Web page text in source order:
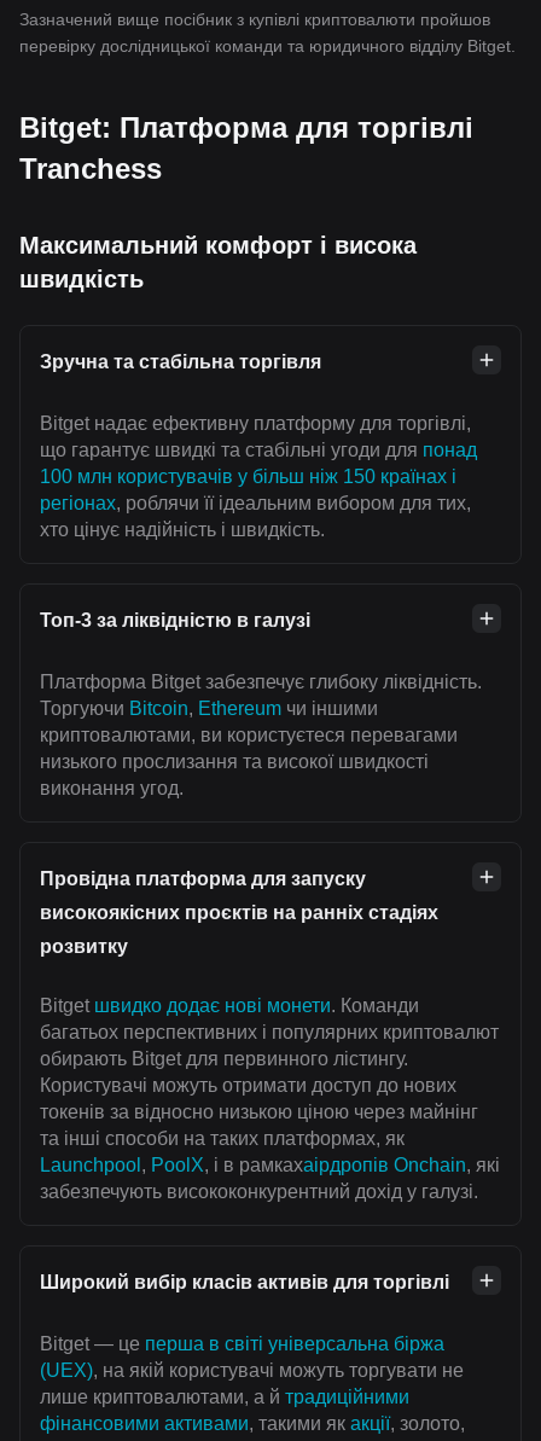
Зазначений вище посібник з купівлі криптовалюти пройшов
перевірку дослідницької команди та юридичного відділу Bitget.
Bitget: Платформа для торгівлі
Tranchess
Максимальний комфорт і висока
швидкість
Зручна та стабільна торгівля
Bitget надає ефективну платформу для торгівлі,
що гарантує швидкі та стабільні угоди для понад
100 млн користувачів у більш ніж 150 країнах і
регіонах, роблячи її ідеальним вибором для тих,
хто цінує надійність і швидкість.
Топ-3 за ліквідністю в галузі
Платформа Bitget забезпечує глибоку ліквідність.
Торгуючи Bitcoin, Ethereum чи іншими
криптовалютами, ви користуєтеся перевагами
низького прослизання та високої швидкості
виконання угод.
Провідна платформа для запуску
високоякісних проєктів на ранніх стадіях
розвитку
Bitget швидко додає нові монети. Команди
багатьох перспективних і популярних криптовалют
обирають Bitget для первинного лістингу.
Користувачі можуть отримати доступ до нових
токенів за відносно низькою ціною через майнінг
та інші способи на таких платформах, як
Launchpool , PoolX, і в рамкахаірдропів Onchain, які
забезпечують висококонкурентний дохід у галузі.
Широкий вибір класів активів для торгівлі
Bitget — це перша в світі універсальна біржа
(UEX), на якій користувачі можуть торгувати не
лише криптовалютами, а й традиційними
фінансовими активами, такими як акції, золото,